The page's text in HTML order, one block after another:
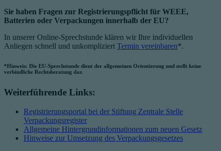
Sie haben Fragen zur Registrierungspflicht für WEEE,
Batterien oder Verpackungen innerhalb der EU?
In unserer Online-Sprechstunde klären wir Ihre individuellen
Anliegen schnell und unkompliziert Termin vereinbaren*.
*Hinweis: Die EU-Sprechstunde dient der allgemeinen Orientierung und stellt keine
verbindliche Rechtsberatung dar.
Weiterführende Links:
Registrierungsportal bei der Stiftung Zentrale Stelle
Verpackungsregister
Allgemeine Hintergrundinformationen zum neuen Gesetz
Hinweise zur Umsetzung des Verpackungsgesetzes